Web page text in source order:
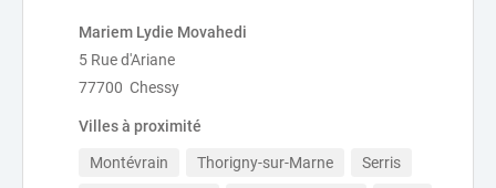
Mariem Lydie Movahedi
5 Rue d'Ariane
77700 Chessy
Villes à proximité
Montévrain Thorigny-sur-Marne
Serris